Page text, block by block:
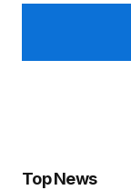
Top News